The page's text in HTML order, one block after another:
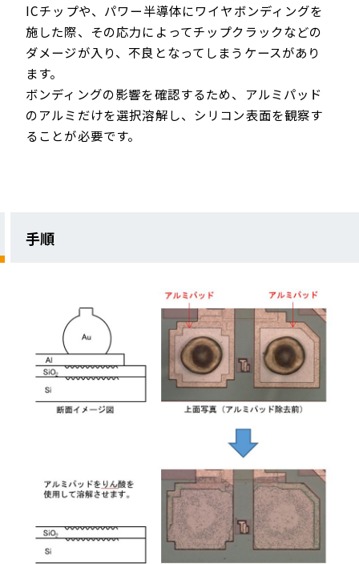
ICチップや、パワー半導体にワイヤボンディングを
施した際、その応力によってチップクラックなどの
ダメージが入り、不良となってしまうケースがあり
ます。
ボンディングの影響を確認するため、アルミパッド
のアルミだけを選択溶解し、シリコン表面を観察す
ることが必要です。
手順